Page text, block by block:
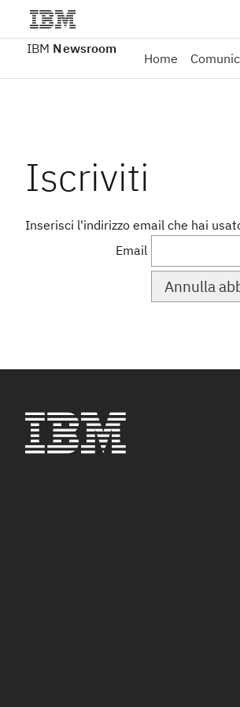
IBM Newsroom
Home
Iscriviti
Inserisci l'indirizzo email che hai
Email